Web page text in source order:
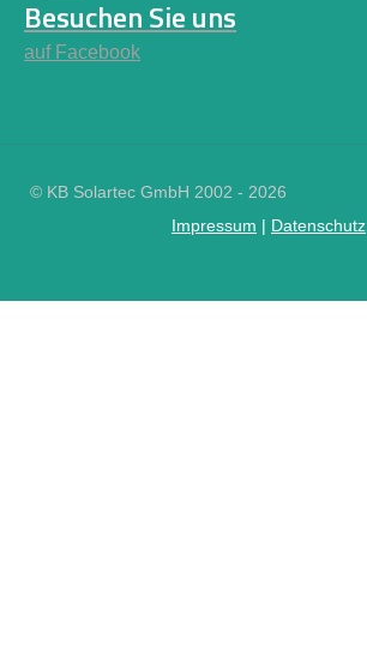
Besuchen Sie uns
auf Facebook
© KB Solartec GmbH 2002 - 2026
Impressum | Datenschutz